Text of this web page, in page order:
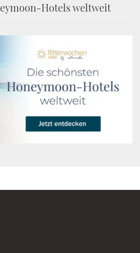
Hotels weltweit